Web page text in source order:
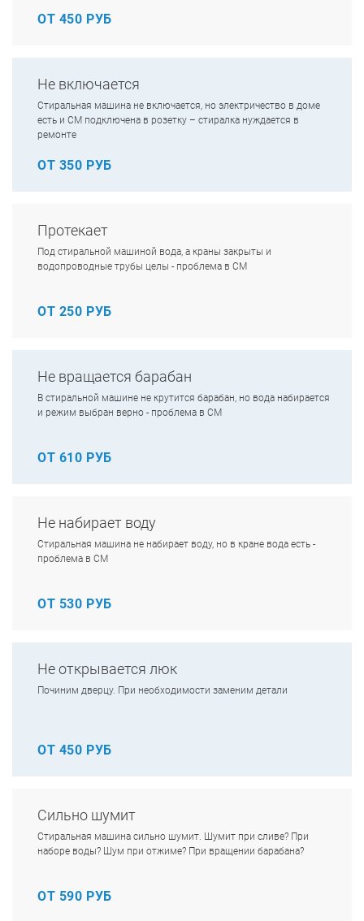
ОТ 450 РУБ
Не включается
Стиральная машина не включается, но электричество в доме
есть и СМ подключена в розетку – стиралка нуждается в
ремонте
ОТ 350 РУБ
Протекает
Под стиральной машиной вода, а краны закрыты и
водопроводные трубы целы - проблема в СМ
ОТ 250 РУБ
Не вращается барабан
В стиральной машине не крутится барабан, но вода набирается
и режим выбран верно - проблема в СМ
ОТ 610 РУБ
Не набирает воду
Стиральная машина не набирает воду, но в кране вода есть -
проблема в СМ
ОТ 530 РУБ
Не открывается люк
Починим дверцу. При необходимости заменим детали
ОТ 450 РУБ
Сильно шумит
Стиральная машина сильно шумит. Шумит при сливе? При
наборе воды? Шум при отжиме? При вращении барабана?
ОТ 590 РУБ